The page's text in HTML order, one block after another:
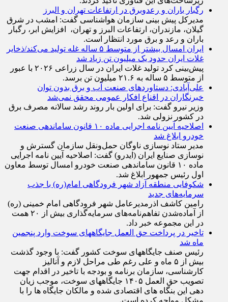
رگبار باران و رعدوبرق در ارتفاعات تهران و البرز
مدیرکل پیش بینی سازمان هواشناسی گفت: امشب در شرق
گیلان، مازندران، ارتفاعات البرز و تهران، افزایش ابر، رگبار
باران و رعد و برق مورد انتظار است.
ایران امسال بیشتر از متوسط ۵ ساله غله تولید می‌کند/ذخایر
غلات ایران حدود یک میلیون تن زیاد شد
پیش‌بینی کرد تولید غلات ایران در سال زراعی ۲۰۲۶ با عبور
از متوسط ۵ ساله به ۲۱.۶ میلیون تن برسد.
علی‌آبادی: دستاورد‌های صنعت آب و برق بدون توان
خبرنگاران در اقناع افکار عمومی محقق نمی‌شد
وزیر نیرو گفت: برای اولین بار روند رشد سالانه مصرف برق
در کشور نزولی شد.
اصلاحیه آیین نامه اجرایی ماده ۱۰ قانون ساماندهی صنعت
خودرو ابلاغ شد
مدیر ستاد نوسازی ناوگان حمل‌ونقل سازمان گسترش و
نوسازی صنایع ایران (ایدرو) گفت: اصلاحیه آیین نامه اجرایی
ماده ۱۰ قانون ساماندهی صنعت خودرو امسال توسط معاون
اول رئیس جمهور ابلاغ شد.
شکوفایی منطقه آزاد شهر فرودگاهی امام(ره) با جذب
سرمایه‌های جدید
رامین کاشف اذرمدیرعامل شهر فرودگاهی امام خمینی (ره)
از آماده‌شدن تفاهم‌نامه‌های سرمایه‌گذاری بیش از ۲۰ همت
در این مجموعه خبر داد.
تاخیر در پرداخت حق العمل جایگاههای سوخت وارد پنجمین
ماه شد
رئیس صنف جایگاههای سوخت کشور گفت: با وجود گذشت
بیش از ۵ ماه و علی رغم طی مراحل لازم و آنالیز
کارشناسی، سازمان برنامه و بودجه با تاخیر در اقدام جهت
تصویب حق العمل ۱۴۰۵ جایگاههای سوخت، موجب زیان
دهی این بنگاه های اقتصادی شده و مالکان جایگاه ها را با